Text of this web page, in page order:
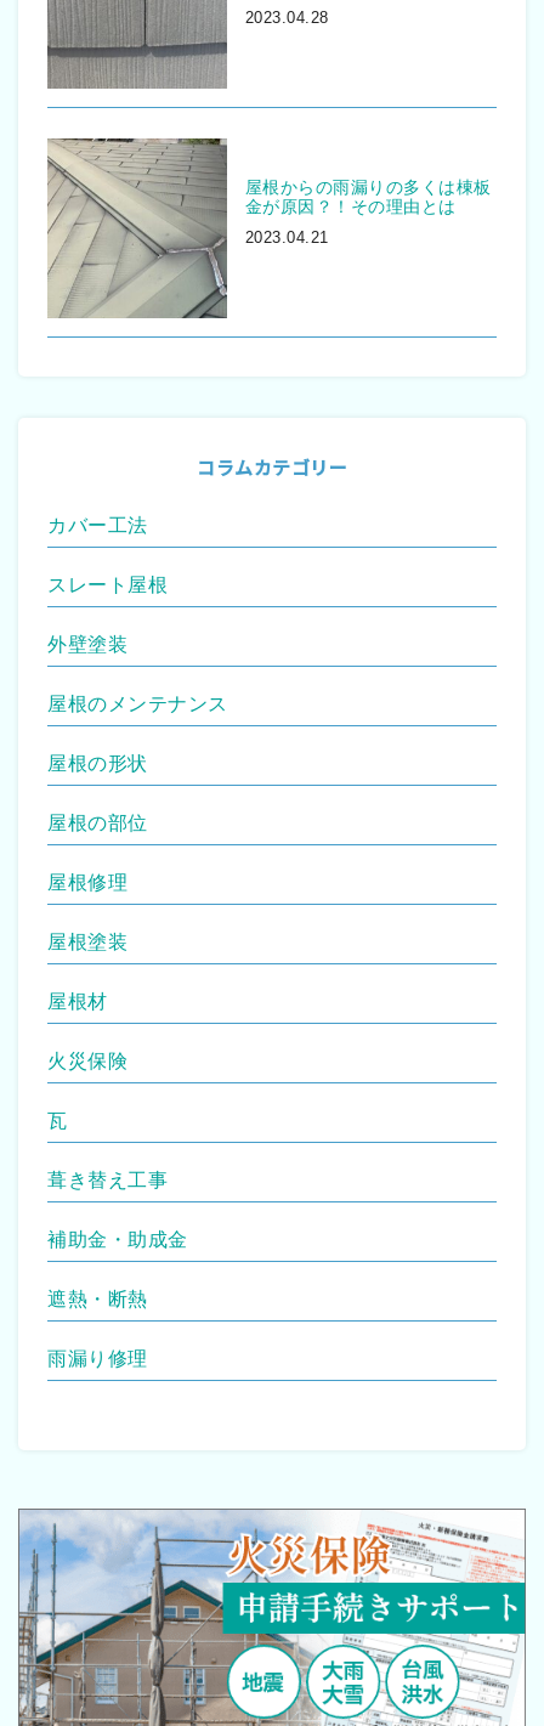
2023.04.28
屋根からの雨漏りの多くは棟板
金が原因？！その理由とは
2023.04.21
コラムカテゴリー
カバー工法
スレート屋根
外壁塗装
屋根のメンテナンス
屋根の形状
屋根の部位
屋根修理
屋根塗装
屋根材
火災保険
瓦
葺き替え工事
補助金・助成金
遮熱・断熱
雨漏り修理